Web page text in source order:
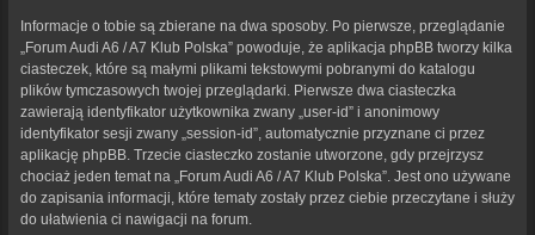
Informacje o tobie są zbierane na dwa sposoby. Po pierwsze, przeglądanie
„Forum Audi A6 / A7 Klub Polska” powoduje, że aplikacja phpBB tworzy kilka
ciasteczek, które są małymi plikami tekstowymi pobranymi do katalogu
plików tymczasowych twojej przeglądarki. Pierwsze dwa ciasteczka
zawierają identyfikator użytkownika zwany „user-id” i anonimowy
identyfikator sesji zwany „session-id”, automatycznie przyznane ci przez
aplikację phpBB. Trzecie ciasteczko zostanie utworzone, gdy przejrzysz
chociaż jeden temat na „Forum Audi A6 / A7 Klub Polska”. Jest ono używane
do zapisania informacji, które tematy zostały przez ciebie przeczytane i służy
do ułatwienia ci nawigacji na forum.